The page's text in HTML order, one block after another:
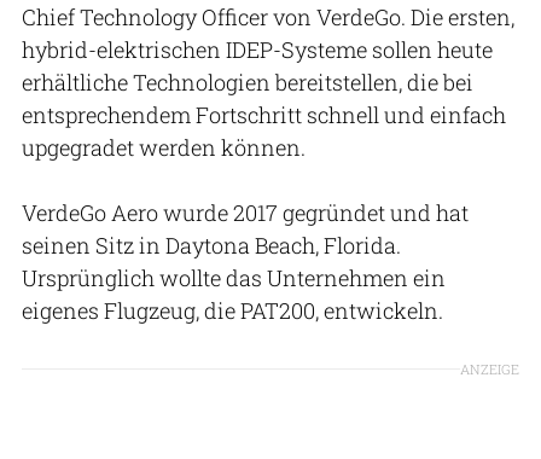
Chief Technology Officer von VerdeGo. Die ersten,
hybrid-elektrischen IDEP-Systeme sollen heute
erhältliche Technologien bereitstellen, die bei
entsprechendem Fortschritt schnell und einfach
upgegradet werden können.
VerdeGo Aero wurde 2017 gegründet und hat
seinen Sitz in Daytona Beach, Florida.
Ursprünglich wollte das Unternehmen ein
eigenes Flugzeug, die PAT200, entwickeln.
ANZEIGE